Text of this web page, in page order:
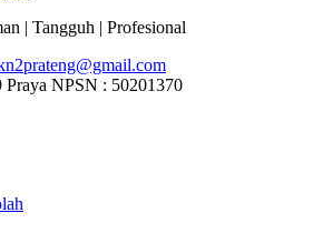
| Tangguh | Profesional
Praya NPSN : 50201370